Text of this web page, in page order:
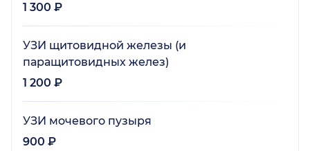
1 300 ₽
УЗИ щитовидной железы (и
паращитовидных желез)
1 200 ₽
УЗИ мочевого пузыря
900 ₽